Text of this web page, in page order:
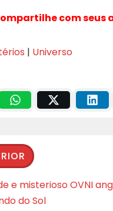
com seus
| Universo
e misterioso OVNI
do Sol